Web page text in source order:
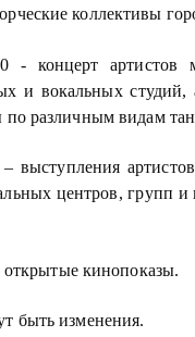
коллективы
- концерт артистов
и вокальных
по различным видам
выступления
центров, групп
кинопоказы.
быть изменения.